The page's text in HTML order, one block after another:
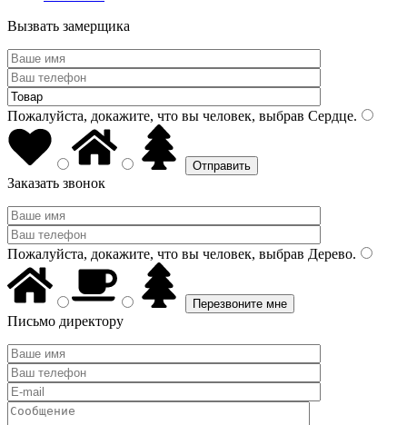
Вызвать замерщика
Пожалуйста, докажите, что вы человек, выбрав Сердце.
Заказать звонок
Пожалуйста, докажите, что вы человек, выбрав Дерево.
Письмо директору